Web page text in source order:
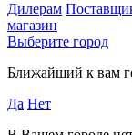
Дилерам
магазин
Выберите город
Ближайший к вам
Да Нет